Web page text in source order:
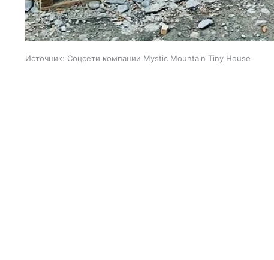
Источник: Соцсети компании Mystic Mountain Tiny House